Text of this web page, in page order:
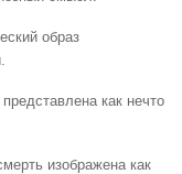
образ
как нечто
изображена как